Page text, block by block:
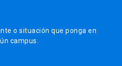
o situación que ponga en
campus.